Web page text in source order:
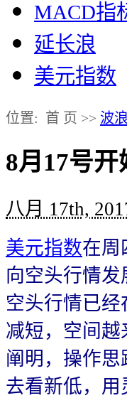
MACD指
延长浪
美元指数
位置: 首 页 >> 波
8月17号
八月 17th,
美元指数在周
向空头行情
空头行情已
减短，空间
阐明，操作
去看新低，